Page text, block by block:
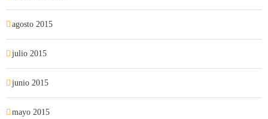
agosto 2015
julio 2015
junio 2015
mayo 2015